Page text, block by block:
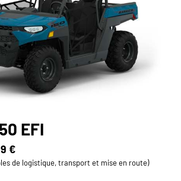
EFI
€
de logistique, transport et mise en route)